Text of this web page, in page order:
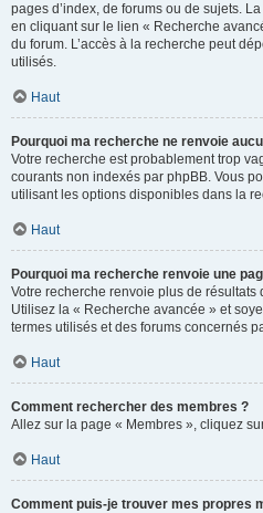
pages d’index, de forums ou de sujets.
en cliquant sur le lien « Recherche
du forum. L’accès à la recherche peut
utilisés.
Haut
Pourquoi ma recherche ne renvoie
Votre recherche est probablement trop
courants non indexés par phpBB. Vous
utilisant les options disponibles dans la
Haut
Pourquoi ma recherche renvoie une
Votre recherche renvoie plus de
Utilisez la « Recherche avancée » et
termes utilisés et des forums concernés
Haut
Comment rechercher des membres ?
Allez sur la page « Membres », cliquez
Haut
Comment puis-je trouver mes propres